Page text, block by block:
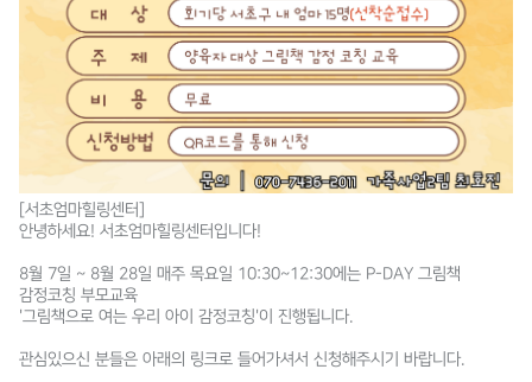
[서초엄마힐링센터]
안녕하세요! 서초엄마힐링센터입니다!
8월 7일 ~ 8월 28일 매주 목요일 10:30~12:30에는 P-DAY 그림책
감정코칭 부모교육
'그림책으로 여는 우리 아이 감정코칭'이 진행됩니다.
관심있으신 분들은 아래의 링크로 들어가셔서 신청해주시기 바랍니다.